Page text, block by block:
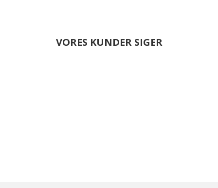
VORES KUNDER SIGER